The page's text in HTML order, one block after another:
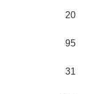
20
95
31